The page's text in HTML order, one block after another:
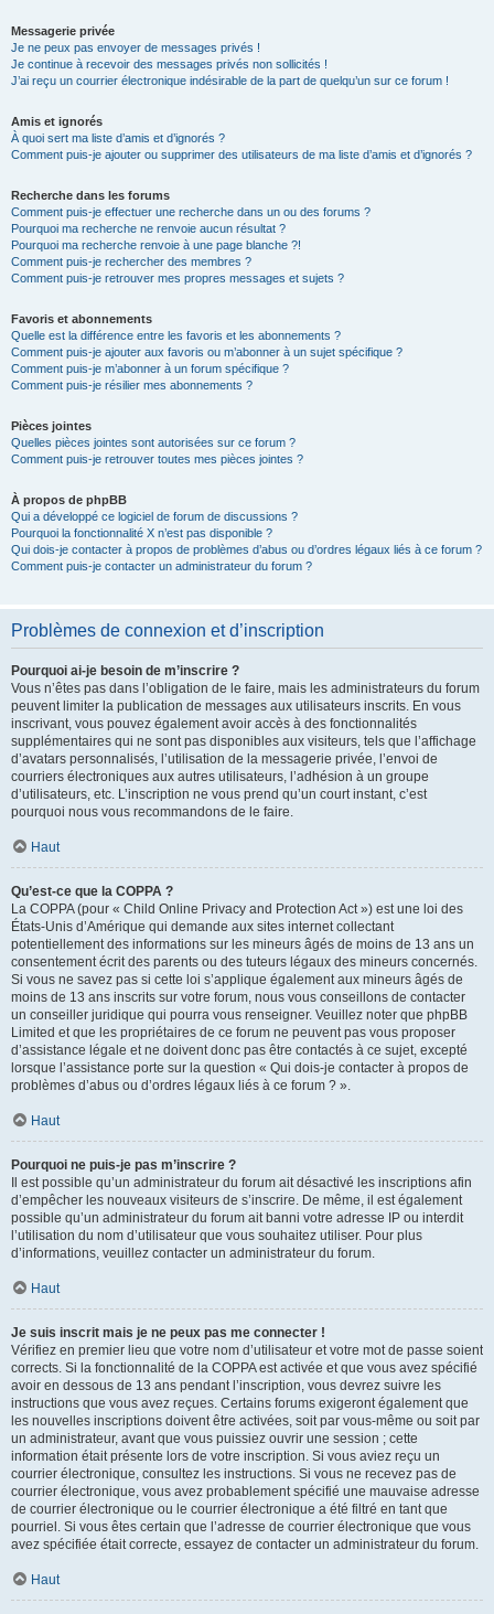
Messagerie privée
Je ne peux pas envoyer de messages privés !
Je continue à recevoir des messages privés non sollicités !
J’ai reçu un courrier électronique indésirable de la part de quelqu’un sur ce forum !
Amis et ignorés
À quoi sert ma liste d’amis et d’ignorés ?
Comment puis-je ajouter ou supprimer des utilisateurs de ma liste d’amis et d’ignorés ?
Recherche dans les forums
Comment puis-je effectuer une recherche dans un ou des forums ?
Pourquoi ma recherche ne renvoie aucun résultat ?
Pourquoi ma recherche renvoie à une page blanche ?!
Comment puis-je rechercher des membres ?
Comment puis-je retrouver mes propres messages et sujets ?
Favoris et abonnements
Quelle est la différence entre les favoris et les abonnements ?
Comment puis-je ajouter aux favoris ou m’abonner à un sujet spécifique ?
Comment puis-je m’abonner à un forum spécifique ?
Comment puis-je résilier mes abonnements ?
Pièces jointes
Quelles pièces jointes sont autorisées sur ce forum ?
Comment puis-je retrouver toutes mes pièces jointes ?
À propos de phpBB
Qui a développé ce logiciel de forum de discussions ?
Pourquoi la fonctionnalité X n’est pas disponible ?
Qui dois-je contacter à propos de problèmes d’abus ou d’ordres légaux liés à ce forum ?
Comment puis-je contacter un administrateur du forum ?
Problèmes de connexion et d’inscription
Pourquoi ai-je besoin de m’inscrire ?
Vous n’êtes pas dans l’obligation de le faire, mais les administrateurs du forum
peuvent limiter la publication de messages aux utilisateurs inscrits. En vous
inscrivant, vous pouvez également avoir accès à des fonctionnalités
supplémentaires qui ne sont pas disponibles aux visiteurs, tels que l’affichage
d’avatars personnalisés, l’utilisation de la messagerie privée, l’envoi de
courriers électroniques aux autres utilisateurs, l’adhésion à un groupe
d’utilisateurs, etc. L’inscription ne vous prend qu’un court instant, c’est
pourquoi nous vous recommandons de le faire.
Haut
Qu’est-ce que la COPPA ?
La COPPA (pour « Child Online Privacy and Protection Act ») est une loi des
États-Unis d’Amérique qui demande aux sites internet collectant
potentiellement des informations sur les mineurs âgés de moins de 13 ans un
consentement écrit des parents ou des tuteurs légaux des mineurs concernés.
Si vous ne savez pas si cette loi s’applique également aux mineurs âgés de
moins de 13 ans inscrits sur votre forum, nous vous conseillons de contacter
un conseiller juridique qui pourra vous renseigner. Veuillez noter que phpBB
Limited et que les propriétaires de ce forum ne peuvent pas vous proposer
d’assistance légale et ne doivent donc pas être contactés à ce sujet, excepté
lorsque l’assistance porte sur la question « Qui dois-je contacter à propos de
problèmes d’abus ou d’ordres légaux liés à ce forum ? ».
Haut
Pourquoi ne puis-je pas m’inscrire ?
Il est possible qu’un administrateur du forum ait désactivé les inscriptions afin
d’empêcher les nouveaux visiteurs de s’inscrire. De même, il est également
possible qu’un administrateur du forum ait banni votre adresse IP ou interdit
l’utilisation du nom d’utilisateur que vous souhaitez utiliser. Pour plus
d’informations, veuillez contacter un administrateur du forum.
Haut
Je suis inscrit mais je ne peux pas me connecter !
Vérifiez en premier lieu que votre nom d’utilisateur et votre mot de passe soient
corrects. Si la fonctionnalité de la COPPA est activée et que vous avez spécifié
avoir en dessous de 13 ans pendant l’inscription, vous devrez suivre les
instructions que vous avez reçues. Certains forums exigeront également que
les nouvelles inscriptions doivent être activées, soit par vous-même ou soit par
un administrateur, avant que vous puissiez ouvrir une session ; cette
information était présente lors de votre inscription. Si vous aviez reçu un
courrier électronique, consultez les instructions. Si vous ne recevez pas de
courrier électronique, vous avez probablement spécifié une mauvaise adresse
de courrier électronique ou le courrier électronique a été filtré en tant que
pourriel. Si vous êtes certain que l’adresse de courrier électronique que vous
avez spécifiée était correcte, essayez de contacter un administrateur du forum.
Haut